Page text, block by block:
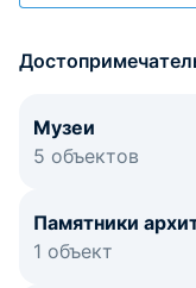
Музеи
5 объектов
Памятники
1 объект